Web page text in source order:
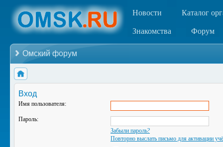
Новости Каталог
Знакомства Форум
Омский форум
Вход
Имя пользователя:
Пароль:
Забыли пароль?
Повторно выслать письмо для активации